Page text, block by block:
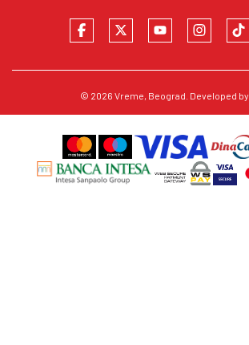
© 2026 Vreme , Beograd. Developed by